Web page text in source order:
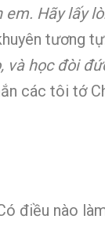
Hãy lấy
tương
và học đòi
các tôi tớ
điều nào